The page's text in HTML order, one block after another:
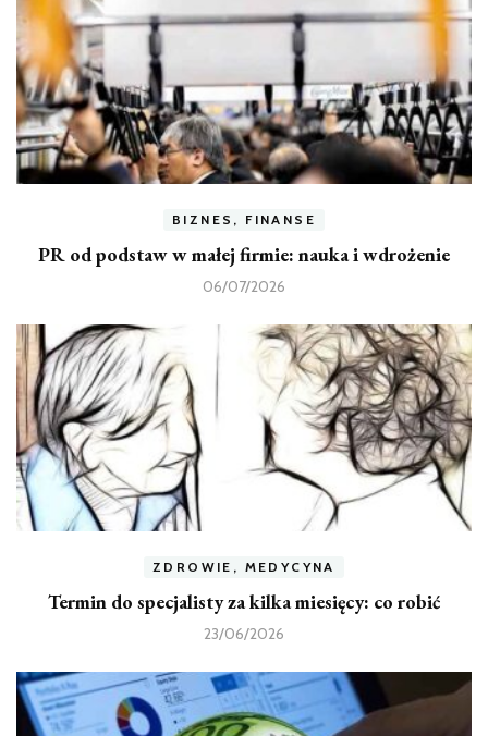
BIZNES, FINANSE
PR od podstaw w małej firmie: nauka i wdrożenie
06/07/2026
ZDROWIE, MEDYCYNA
Termin do specjalisty za kilka miesięcy: co robić
23/06/2026